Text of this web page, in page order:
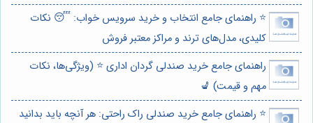
⭐️ راهنمای جامع انتخاب و خرید سرویس خواب: 😴 نکات
کلیدی، مدل‌های ترند و مراکز معتبر فروش
راهنمای جامع خرید صندلی گردان اداری ⭐️ (ویژگی‌ها، نکات
مهم و قیمت) 💺
⭐️ راهنمای جامع خرید صندلی راک راحتی: هر آنچه باید بدانید